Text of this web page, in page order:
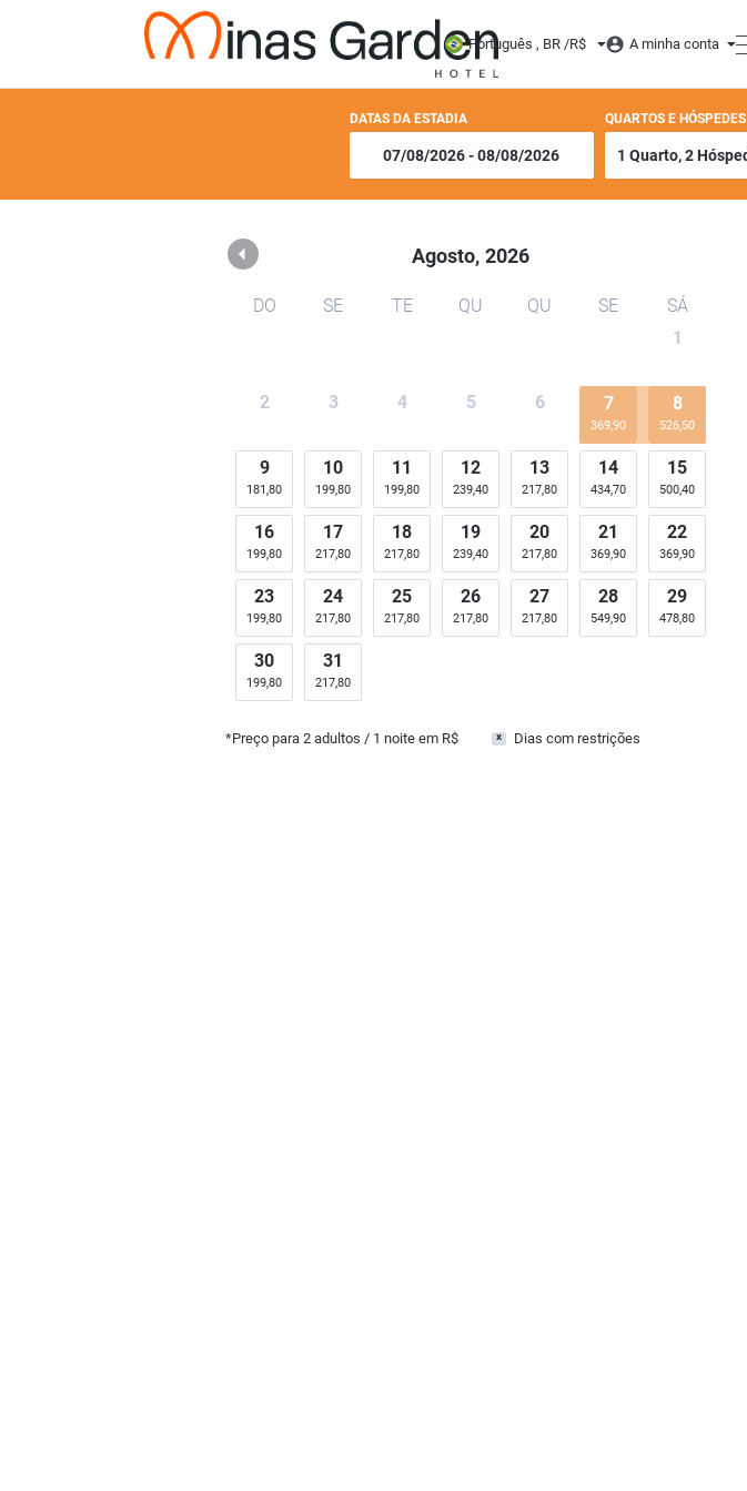
Minas Garden Hotel Português , BR /R$ A minha conta
DATAS DA ESTADIA QUARTOS E HÓSPEDES
Agosto, 2026
DO SE TE QU QU SE
SÁ
1
2 3 4 5 6 7
369,90
8
526,50
9
181,80
10
199,80
11
199,80
12
239,40
13
217,80
14
434,70
15
500,40
16
199,80
17
217,80
18
217,80
19
239,40
20
217,80
21
369,90
22
369,90
23
199,80
24
217,80
25
217,80
26
217,80
27
217,80
28
549,90
29
478,80
30
199,80
31
217,80
*Preço para2 adultos / 1 noite em R$ x Dias com restrições